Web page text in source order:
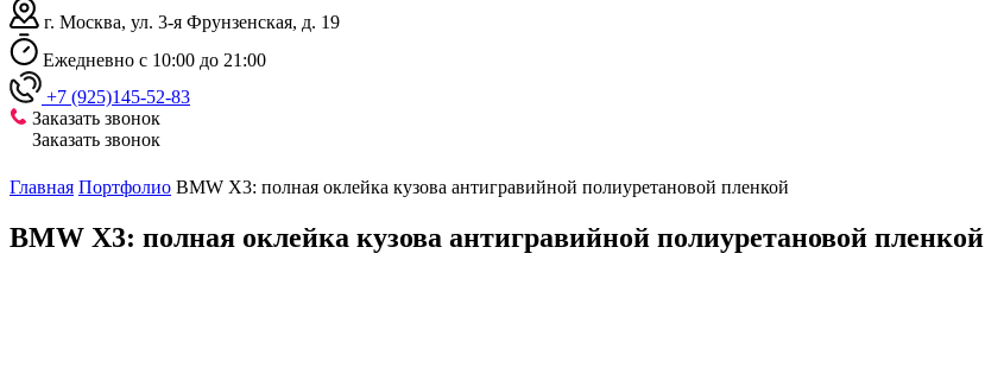
г. Москва, ул. 3-я Фрунзенская, д. 19
Ежедневно с 10:00 до 21:00
+7 (925)145-52-83
Заказать звонок
Заказать звонок
Главная Портфолио BMW X3: полная оклейка кузова антигравийной полиуретановой пленкой
BMW X3: полная оклейка кузова антигравийной полиуретановой пленкой